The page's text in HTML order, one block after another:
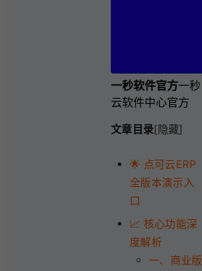
一秒软件官方一秒
云软件中心官方
文章目录[隐藏]
🌟 点可云ERP
全版本演示入
口
📈 核心功能深
度解析
一、商业版